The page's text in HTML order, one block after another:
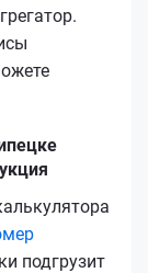
подгрузит